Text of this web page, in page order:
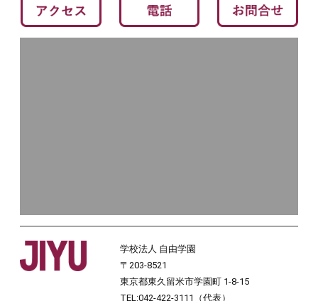
学校法人 自由学園
〒203-8521
東京都東久留米市学園町 1-8-15
TEL:042-422-3111（代表）